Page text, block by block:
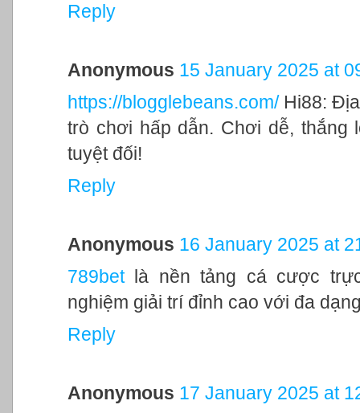
Reply
Anonymous 15 January 2025 at
https://blogglebeans.com/Hi88: Địa
trò chơi hấp dẫn. Chơi dễ, thắng
tuyệt đối!
Reply
Anonymous 16 January 2025 at
789betlà nền tảng cá cược
nghiệm giải trí đỉnh cao với đa
Reply
Anonymous 17 January 2025 at